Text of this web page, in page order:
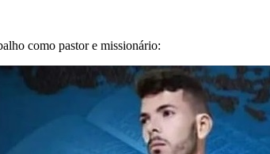
como pastor e missionário: